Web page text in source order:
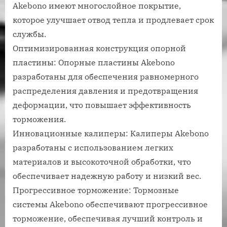
Akebono имеют многослойное покрытие,
которое улучшает отвод тепла и продлевает срок
службы.
Оптимизированная конструкция опорной
пластины: Опорные пластины Akebono
разработаны для обеспечения равномерного
распределения давления и предотвращения
деформации, что повышает эффективность
торможения.
Инновационные калиперы: Калиперы Akebono
разработаны с использованием легких
материалов и высокоточной обработки, что
обеспечивает надежную работу и низкий вес.
Прогрессивное торможение: Тормозные
системы Akebono обеспечивают прогрессивное
торможение, обеспечивая лучший контроль и